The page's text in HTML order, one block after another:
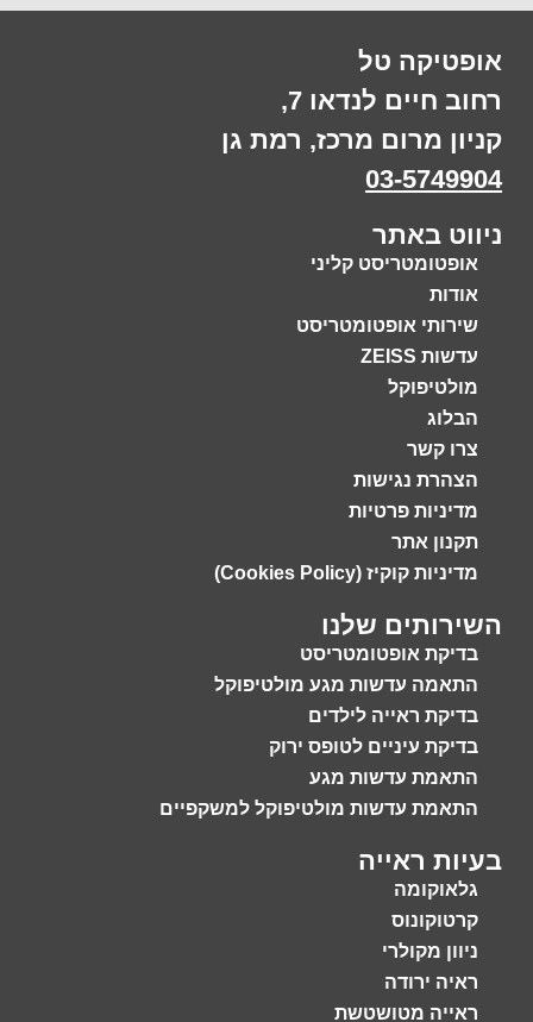
אופטיקה טל
רחוב חיים לנדאו 7,
קניון מרום מרכז, רמת גן
03-5749904
ניווט באתר
אופטומטריסט קליני
אודות
שירותי אופטומטריסט
עדשות ZEISS
מולטיפוקל
הבלוג
צרו קשר
הצהרת נגישות
מדיניות פרטיות
תקנון אתר
מדיניות קוקיז (Cookies Policy)
השירותים שלנו
בדיקת אופטומטריסט
התאמה עדשות מגע מולטיפוקל
בדיקת ראייה לילדים
בדיקת עיניים לטופס ירוק
התאמת עדשות מגע
התאמת עדשות מולטיפוקל למשקפיים
בעיות ראייה
גלאוקומה
קרטוקונוס
ניוון מקולרי
ראיה ירודה
ראייה מטושטשת